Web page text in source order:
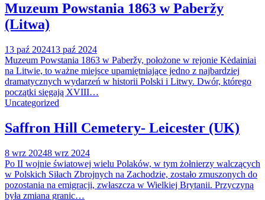
Muzeum Powstania 1863 w Paberžy
(Litwa)
13 paź 202413 paź 2024
Muzeum Powstania 1863 w Paberžy, położone w rejonie Kėdainiai
na Litwie, to ważne miejsce upamiętniające jedno z najbardziej
dramatycznych wydarzeń w historii Polski i Litwy. Dwór, którego
początki sięgają XVIII…
Uncategorized
Saffron Hill Cemetery- Leicester (UK)
8 wrz 20248 wrz 2024
Po II wojnie światowej wielu Polaków, w tym żołnierzy walczących
w Polskich Siłach Zbrojnych na Zachodzie, zostało zmuszonych do
pozostania na emigracji, zwłaszcza w Wielkiej Brytanii. Przyczyną
była zmiana granic…